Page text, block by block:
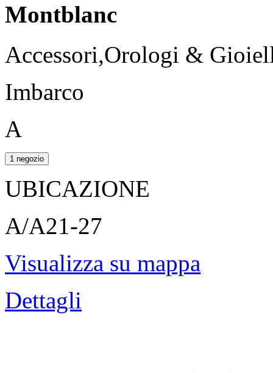
Montblanc
Accessori,Orologi &
Imbarco
A
1 negozio
UBICAZIONE
A/A21-27
Visualizza su mappa
Dettagli